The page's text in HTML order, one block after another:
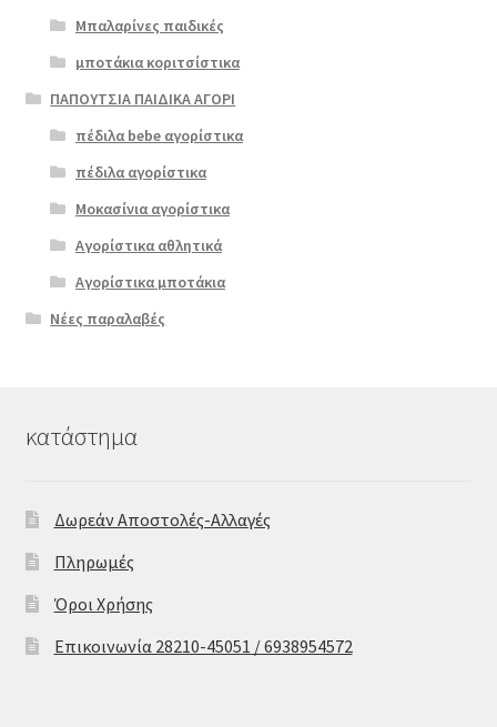
Μπαλαρίνες παιδικές
μποτάκια κοριτσίστικα
ΠΑΠΟΥΤΣΙΑ ΠΑΙΔΙΚΑ ΑΓΟΡΙ
πέδιλα bebe αγορίστικα
πέδιλα αγορίστικα
Μοκασίνια αγορίστικα
Αγορίστικα αθλητικά
Αγορίστικα μποτάκια
Νέες παραλαβές
κατάστημα
Δωρεάν Αποστολές-Αλλαγές
Πληρωμές
Όροι Χρήσης
Επικοινωνία 28210-45051 / 6938954572